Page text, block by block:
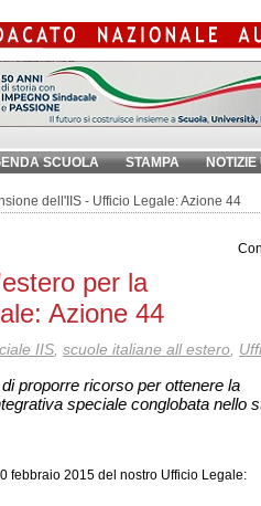
SCUOLA STAMPA NOTIZIE
dell'IIS - Ufficio Legale: Azione 44
per la
Azione 44
IIS scuole italiane all estero
proporre ricorso per ottenere la
speciale conglobata nello
febbraio 2015 del nostro Ufficio Legale: